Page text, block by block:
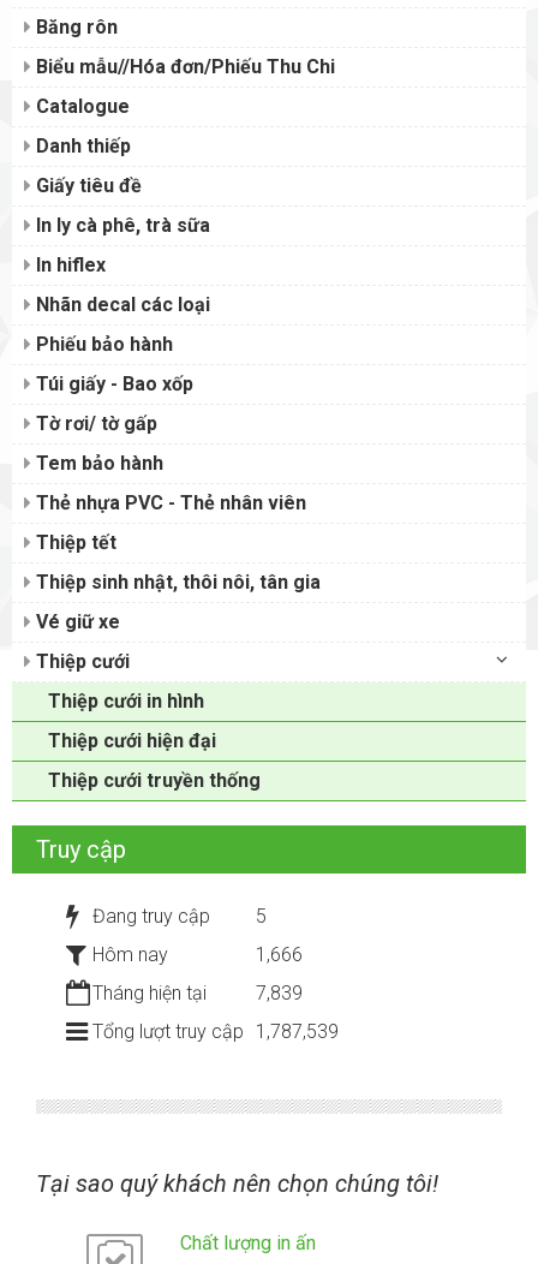
Băng rôn
Biểu mẫu//Hóa đơn/Phiếu Thu Chi
Catalogue
Danh thiếp
Giấy tiêu đề
In ly cà phê, trà sữa
In hiflex
Nhãn decal các loại
Phiếu bảo hành
Túi giấy - Bao xốp
Tờ rơi/ tờ gấp
Tem bảo hành
Thẻ nhựa PVC - Thẻ nhân viên
Thiệp tết
Thiệp sinh nhật, thôi nôi, tân gia
Vé giữ xe
Thiệp cưới
Thiệp cưới in hình
Thiệp cưới hiện đại
Thiệp cưới truyền thống
Truy cập
Đang truy cập
5
Hôm nay
1,666
Tháng hiện tại
7,839
Tổng lượt truy cập
1,787,539
Tại sao quý khách nên chọn chúng tôi!
Chất lượng in ấn